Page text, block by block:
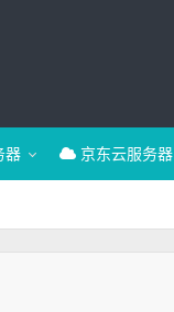
器 京东云服务器